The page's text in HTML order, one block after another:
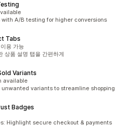
with A/B testing for higher conversions
Tabs
용 가능
상품 설명 탭을 간편하게
Variants
available
variants to streamline shopping
Badges
Highlight secure checkout & payments